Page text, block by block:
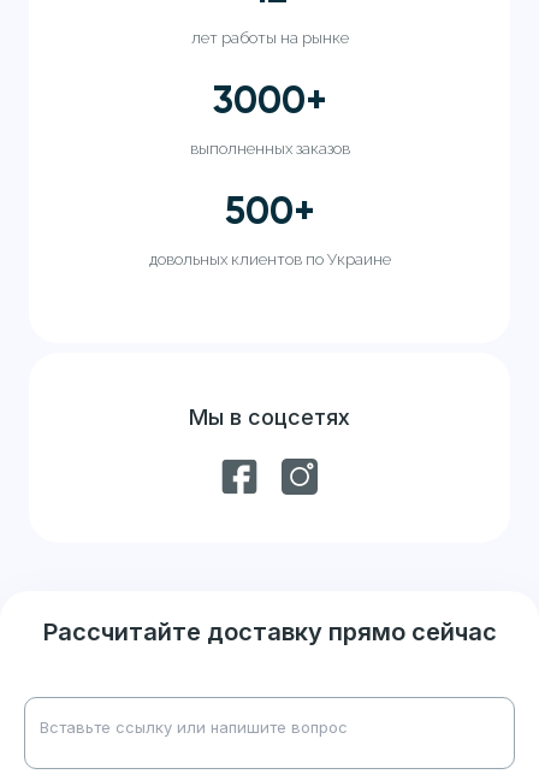
лет работы на рынке
3000+
выполненных заказов
500+
довольных клиентов по Украине
Мы в соцсетях
Рассчитайте доставку прямо сейчас